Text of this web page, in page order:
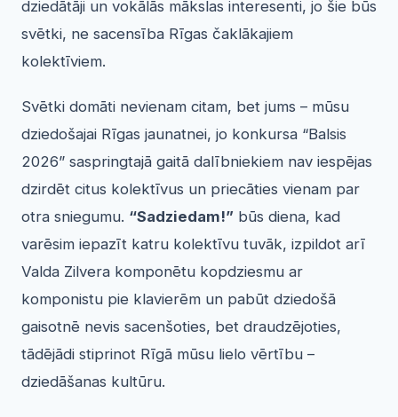
dziedātāji un vokālās mākslas interesenti, jo šie būs
svētki, ne sacensība Rīgas čaklākajiem
kolektīviem.
Svētki domāti nevienam citam, bet jums – mūsu
dziedošajai Rīgas jaunatnei, jo konkursa “Balsis
2026” saspringtajā gaitā dalībniekiem nav iespējas
dzirdēt citus kolektīvus un priecāties vienam par
otra sniegumu. “Sadziedam!” būs diena, kad
varēsim iepazīt katru kolektīvu tuvāk, izpildot arī
Valda Zilvera komponētu kopdziesmu ar
komponistu pie klavierēm un pabūt dziedošā
gaisotnē nevis sacenšoties, bet draudzējoties,
tādējādi stiprinot Rīgā mūsu lielo vērtību –
dziedāšanas kultūru.